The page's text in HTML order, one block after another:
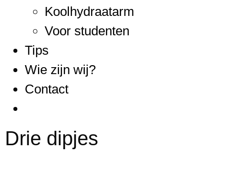
Koolhydraatarm
Voor studenten
Tips
Wie zijn wij?
Contact
Drie dipjes